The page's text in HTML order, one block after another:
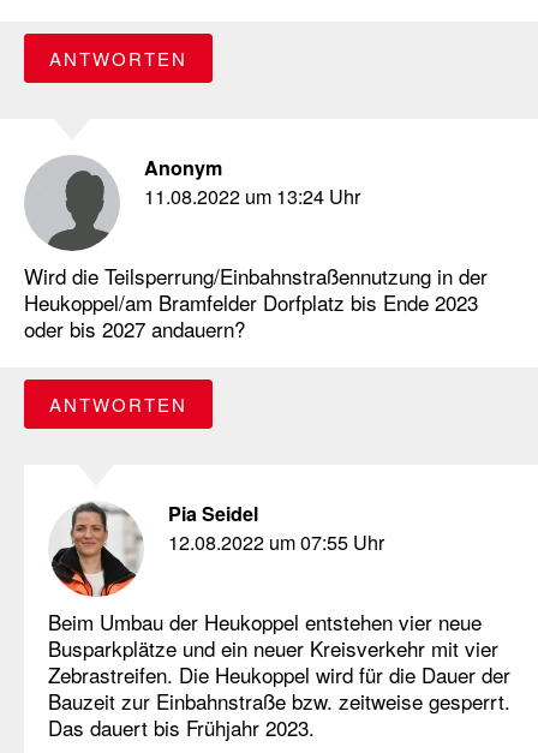
ANTWORTEN
Anonym
11.08.2022 um 13:24 Uhr
Wird die Teilsperrung/Einbahnstraßennutzung in der
Heukoppel/am Bramfelder Dorfplatz bis Ende 2023
oder bis 2027 andauern?
ANTWORTEN
Pia Seidel
12.08.2022 um 07:55 Uhr
Beim Umbau der Heukoppel entstehen vier neue
Busparkplätze und ein neuer Kreisverkehr mit vier
Zebrastreifen. Die Heukoppel wird für die Dauer der
Bauzeit zur Einbahnstraße bzw. zeitweise gesperrt.
Das dauert bis Frühjahr 2023.